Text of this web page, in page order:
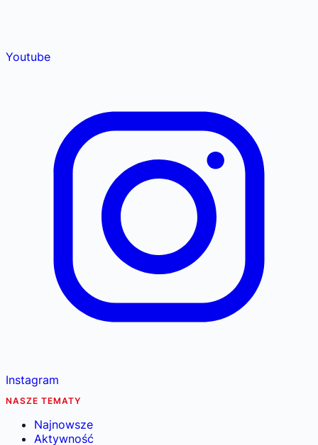
Youtube
Instagram
NASZE TEMATY
Najnowsze
Aktywność